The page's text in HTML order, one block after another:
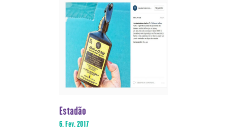
Estadão
6. Fev. 2017